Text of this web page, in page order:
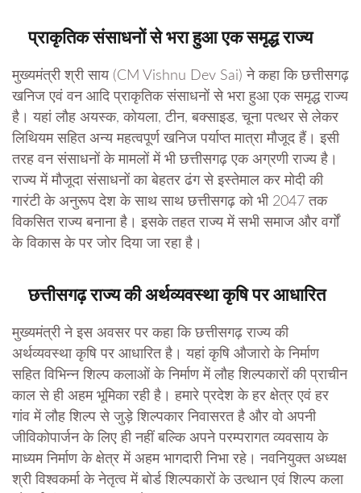
प्राकृतिक संसाधनों से भरा हुआ एक समृद्ध राज्य
मुख्यमंत्री श्री साय (CM Vishnu Dev Sai) ने कहा कि छत्तीसगढ़
खनिज एवं वन आदि प्राकृतिक संसाधनों से भरा हुआ एक समृद्ध राज्य
है। यहां लौह अयस्क, कोयला, टीन, बक्साइड, चूना पत्थर से लेकर
लिथियम सहित अन्य महत्वपूर्ण खनिज पर्याप्त मात्रा मौजूद हैं। इसी
तरह वन संसाधनों के मामलों में भी छत्तीसगढ़ एक अग्रणी राज्य है।
राज्य में मौजूदा संसाधनों का बेहतर ढंग से इस्तेमाल कर मोदी की
गारंटी के अनुरूप देश के साथ साथ छत्तीसगढ़ को भी 2047 तक
विकसित राज्य बनाना है। इसके तहत राज्य में सभी समाज और वर्गों
के विकास के पर जोर दिया जा रहा है।
छत्तीसगढ़ राज्य की अर्थव्यवस्था कृषि पर आधारित
मुख्यमंत्री ने इस अवसर पर कहा कि छत्तीसगढ़ राज्य की
अर्थव्यवस्था कृषि पर आधारित है। यहां कृषि औजारो के निर्माण
सहित विभिन्न शिल्प कलाओं के निर्माण में लौह शिल्पकारों की प्राचीन
काल से ही अहम भूमिका रही है। हमारे प्रदेश के हर क्षेत्र एवं हर
गांव में लौह शिल्प से जुड़े शिल्पकार निवासरत है और वो अपनी
जीविकोपार्जन के लिए ही नहीं बल्कि अपने परम्परागत व्यवसाय के
माध्यम निर्माण के क्षेत्र में अहम भागदारी निभा रहे। नवनियुक्त अध्यक्ष
श्री विश्वकर्मा के नेतृत्व में बोर्ड शिल्पकारों के उत्थान एवं शिल्प कला